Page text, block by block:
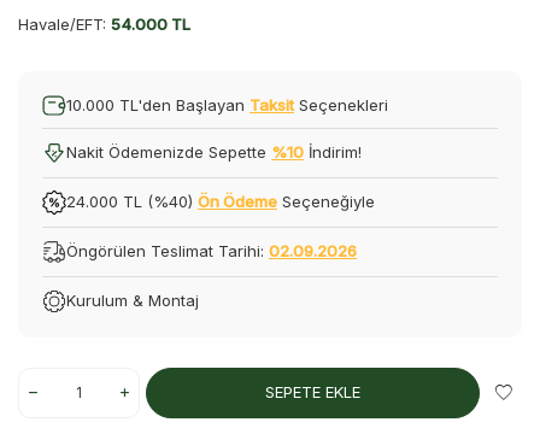
Havale/EFT: 54.000 TL
10.000 TL'den Başlayan Taksit Seçenekleri
Nakit Ödemenizde Sepette %10 İndirim!
24.000 TL (%40) Ön Ödeme Seçeneğiyle
Öngörülen Teslimat Tarihi: 02.09.2026
Kurulum & Montaj
SEPETE EKLE